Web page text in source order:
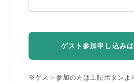
ゲスト参加申し込み
※ゲスト参加の方は上記ボタンよ